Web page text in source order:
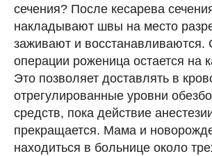
сечения? После кесарева
накладывают швы на место
заживают и восстанавливаются.
операции роженица остается на
Это позволяет доставлять в
отрегулированные уровни
средств, пока действие
прекращается. Мама и
находиться в больнице около